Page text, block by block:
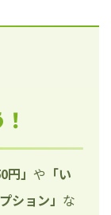
」 や 「い
ション」 な